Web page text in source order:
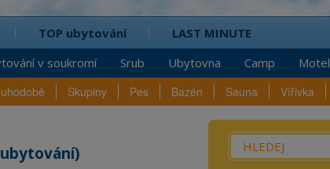
v soukromí Srub Ubytovna Camp Motel
TOP ubytování LAST MINUTE
Skupiny Pes Bazén Sauna Vířivka
Co? / Kde?